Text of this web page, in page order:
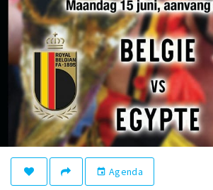
Nieuws, interviews & blogs
Eten
Drinken
Slapen
Recreatief
Winkels
Winkelgebiedenevent Agenda